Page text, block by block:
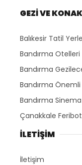
GEZİ VE
Balıkesir Tatil
Bandırma Otelleri
Bandırma
Bandırma
Bandırma Sinema
Çanakkale
İLETİŞİM
İletişim